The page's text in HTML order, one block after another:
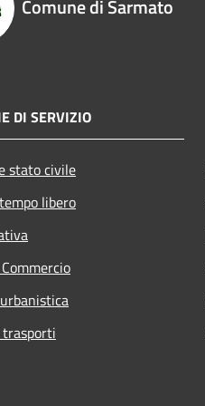
Comune di Sarmato
DI SERVIZIO
stato civile
libero